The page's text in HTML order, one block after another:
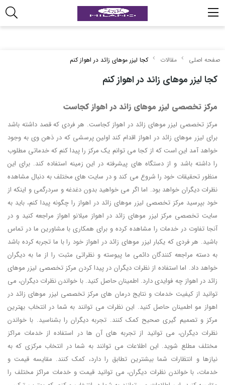
صفحه اصلی مقالات کجا لیزر موهای زائد در اهواز کنم
کجا لیزر موهای زائد در اهواز کنم
مرکز تخصصی لیزر موهای زائد در اهواز کجاست
مرکز تخصصی لیزر موهای زائد در اهواز کجاست. هر فردی که قصد داشته باشد
برای لیزر موهای زائد در اهواز اقدام کند اولین پرسشی که در ذهن وی به وجود
خواهد آمد این است که از کجا می توانم یک مرکز را پیدا کنم که خدماتی مطلوب
را داشته باشد و از دستگاه های پیشرفته در این زمینه استفاده کند. برای این
منظور تحقیقات خود را شروع می کند و در سایت های مختلف به دنبال مشاهده
نظرات دیگران خواهد بود. اما اگر می خواهید بدون دغدغه و سردرگمی و اینکه از
خود بپرسید مرکز تخصصی لیزر موهای زائد در اهواز را چگونه پیدا کنم، باید به
سایت تخصصی مرکز لیزر موهای زائد در اهواز میلانو اهواز مراجعه کنید و در
آنجا تفاوت در خدمات را مشاهده کرده و برای همکاری با مشاورین ما در تماس
باشید. هر فردی که یکبار لیزر موهای زائد در اهواز خود را با ما تجربه کرده باشد
به دسته مراجعه کنندگان دائمی ما پیوسته و نظراتی مثبت را از ما به دیگران
خواهد داد. اما استفاده از نظرات دیگران در پیدا کردن مرکز تخصصی لیزر موهای
زائد در اهواز چه فوایدی دارد. اطمینان حاصل کنید. با خواندن نظرات دیگران، می
توانید از کیفیت خدمات و نتایج درمان های مرکز تخصصی لیزر موهای زائد در
اهواز مو اطمینان حاصل کنید. این نظرات می توانند به شما در انتخاب بهترین
مرکز و تصمیم گیری صحیح کمک کنند. تجربه دیگران را بشناسید. با خواندن
نظرات دیگران، می توانید از تجربه های آن ها در استفاده از خدمات مراکز
مختلف مطلع شوید. این اطلاعات می توانند به شما در انتخاب مرکزی که به
نیازها و انتظارات شما بیشترین تطابق را دارد، کمک کنند. مقایسه قیمت و
خدمات، با خواندن نظرات دیگران، می توانید قیمت و خدمات مراکز مختلف را